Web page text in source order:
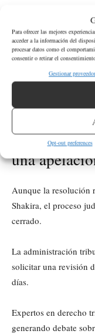
Para ofrecer las mejores
acceder a la información del
procesar datos como el
consentir o retirar el
Gestionar
Opt-out preferences
La disputa fiscal
canciones más
deuda en Hacienda”
Actualmente, la
después de dejar
Hacienda
una
Aunque la resolución
Shakira, el proceso
cerrado.
La administración
solicitar una revisión
días.
Expertos en derecho
generando debate